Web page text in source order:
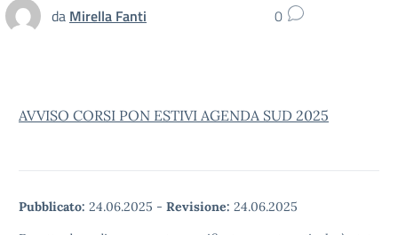
da Mirella Fanti 0
AVVISO CORSI PON ESTIVI AGENDA SUD 2025
Pubblicato: 24.06.2025 - Revisione: 24.06.2025